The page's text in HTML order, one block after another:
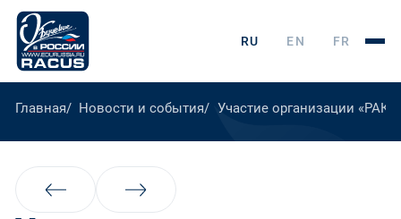
RU EN FR
Главная Новости и события Участие организации